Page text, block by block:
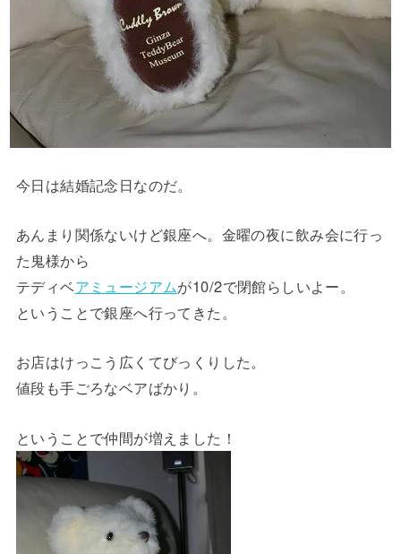
今日は結婚記念日なのだ。
あんまり関係ないけど銀座へ。金曜の夜に飲み会に行っ
た鬼様から
テディベアミュージアムが10/2で閉館らしいよー。
ということで銀座へ行ってきた。
お店はけっこう広くてびっくりした。
値段も手ごろなベアばかり。
ということで仲間が増えました！